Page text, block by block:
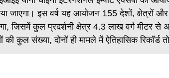
जाएगा। इस वर्ष यह आयोजन 155 देशों, क्षेत्रों और
जिसमें कुल प्रदर्शनी क्षेत्र 4.3 लाख वर्ग मीटर
की कुल संख्या, दोनों ही मामले में ऐतिहासिक रिकॉर्ड